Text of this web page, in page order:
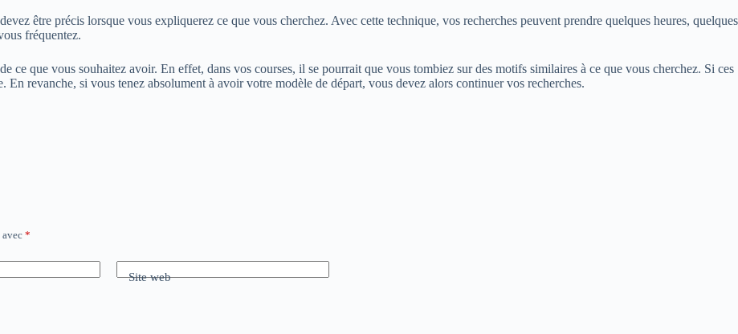
être précis lorsque vous expliquerez ce que vous cherchez. Avec cette technique, vos recherches peuvent prendre quelques heures, quelques
fréquentez.
ce que vous souhaitez avoir. En effet, dans vos courses, il se pourrait que vous tombiez sur des motifs similaires à ce que vous cherchez. Si ces
revanche, si vous tenez absolument à avoir votre modèle de départ, vous devez alors continuer vos recherches.
*
Site web